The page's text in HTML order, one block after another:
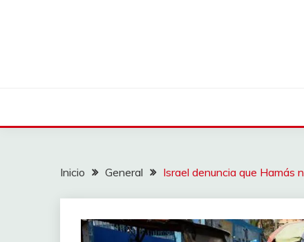
Inicio General Israel denuncia que Hamás